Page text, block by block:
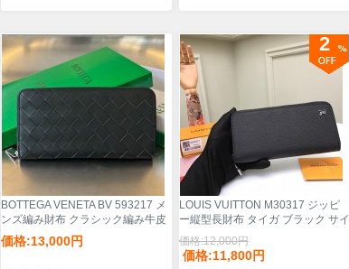
BOTTEGA VENETA BV 593217 メ
ンズ編み財布 クラシック編み牛皮
19x10cm サイズ:19x10cm
価格:13,000円
LOUIS VUITTON M30317 ジッピ
ー縦型長財布 タイガ ブラック サイ
ズ:20x10cm
価格:12,000円
価格:11,800円
2